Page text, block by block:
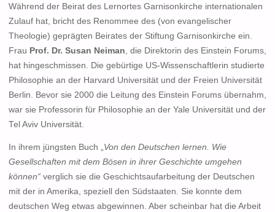
Während der Beirat des Lernortes Garnisonkirche internationalen
Zulauf hat, bricht des Renommee des (von evangelischer
Theologie) geprägten Beirates der Stiftung Garnisonkirche ein.
Frau Prof. Dr. Susan Neiman , die Direktorin des Einstein Forums,
hat hingeschmissen. Die gebürtige US-Wissenschaftlerin studierte
Philosophie an der Harvard Universität und der Freien Universität
Berlin. Bevor sie 2000 die Leitung des Einstein Forums übernahm,
war sie Professorin für Philosophie an der Yale Universität und der
Tel Aviv Universität.
In ihrem jüngsten Buch „Von den Deutschen lernen. Wie
Gesellschaften mit dem Bösen in ihrer Geschichte umgehen
können“ verglich sie die Geschichtsaufarbeitung der Deutschen
mit der in Amerika, speziell den Südstaaten. Sie konnte dem
deutschen Weg etwas abgewinnen. Aber scheinbar hat die Arbeit